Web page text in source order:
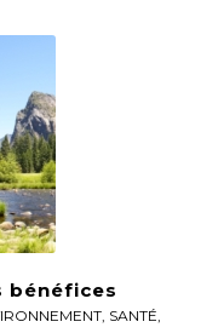
bénéfices
, SANTÉ